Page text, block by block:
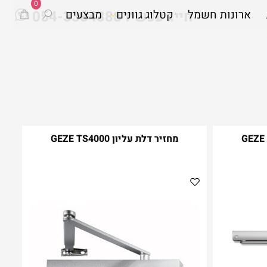
חייג עכשיו 054-3384388
0
ארונות חשמל קטלוג גוונים מבצעים
מחזיר דלת עליון GEZE TS4000